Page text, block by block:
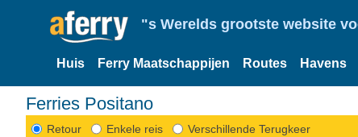
"s Werelds grootste website
Huis Ferry Maatschappijen Routes Havens
Ferries Positano
Retour Enkele reis
Verschillende Terugkeer